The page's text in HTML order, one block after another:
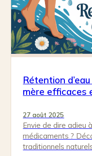
Rétention
mère efficaces
27 août 2025
Envie de dire adieu
médicaments ?
traditionnels